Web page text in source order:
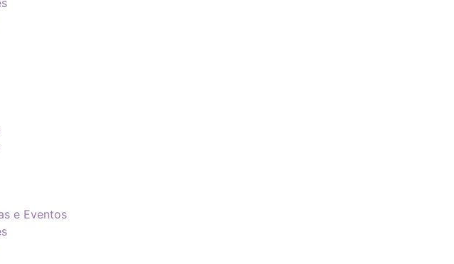
e Eventos